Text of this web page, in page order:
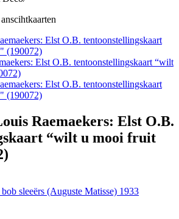
Elst O.B. tentoonstellingskaart “wilt
Raemaekers: Elst O.B.
“wilt u mooi fruit
sleeërs (Auguste Matisse) 1933